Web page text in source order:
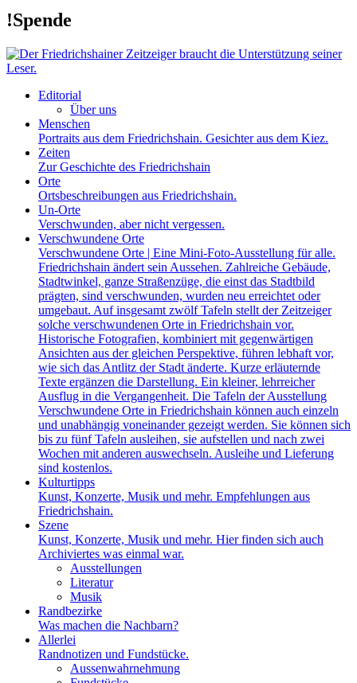
!Spende
Editorial
Über uns
Menschen
Portraits aus dem Friedrichshain. Gesichter aus dem Kiez.
Zeiten
Zur Geschichte des Friedrichshain
Orte
Ortsbeschreibungen aus Friedrichshain.
Un-Orte
Verschwunden, aber nicht vergessen.
Verschwundene Orte
Verschwundene Orte | Eine Mini-Foto-Ausstellung für alle.
Friedrichshain ändert sein Aussehen. Zahlreiche Gebäude,
Stadtwinkel, ganze Straßenzüge, die einst das Stadtbild
prägten, sind verschwunden, wurden neu erreichtet oder
umgebaut. Auf insgesamt zwölf Tafeln stellt der Zeitzeiger
solche verschwundenen Orte in Friedrichshain vor.
Historische Fotografien, kombiniert mit gegenwärtigen
Ansichten aus der gleichen Perspektive, führen lebhaft vor,
wie sich das Antlitz der Stadt änderte. Kurze erläuternde
Texte ergänzen die Darstellung. Ein kleiner, lehrreicher
Ausflug in die Vergangenheit. Die Tafeln der Ausstellung
Verschwundene Orte in Friedrichshain können auch einzeln
und unabhängig voneinander gezeigt werden. Sie können sich
bis zu fünf Tafeln ausleihen, sie aufstellen und nach zwei
Wochen mit anderen auswechseln. Ausleihe und Lieferung
sind kostenlos.
Kulturtipps
Kunst, Konzerte, Musik und mehr. Empfehlungen aus
Friedrichshain.
Szene
Kunst, Konzerte, Musik und mehr. Hier finden sich auch
Archiviertes was einmal war.
Ausstellungen
Literatur
Musik
Randbezirke
Was machen die Nachbarn?
Allerlei
Randnotizen und Fundstücke.
Aussenwahrnehmung